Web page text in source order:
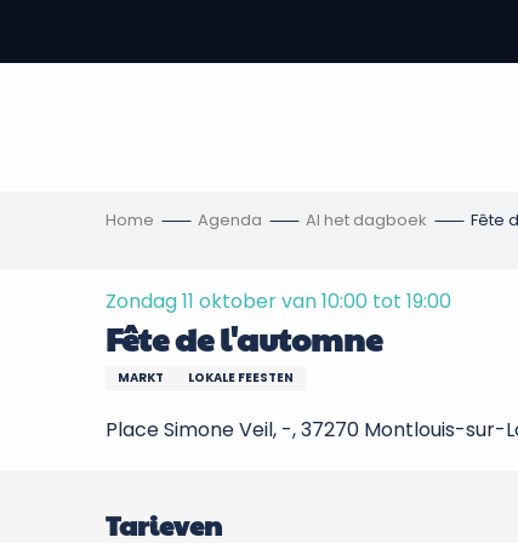
contenu
Home Agenda Al het dagboek Fête
Zondag 11 oktober van 10:00 tot 19:00
Fête de l'automne
MARKT LOKALE FEESTEN
Place Simone Veil, -, 37270 Montlouis-sur-
Tarieven